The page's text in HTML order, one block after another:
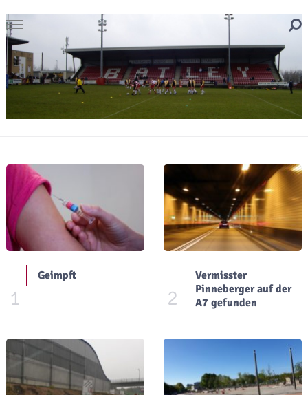
1
Geimpft
2
Vermisster
Pinneberger auf der
A7 gefunden